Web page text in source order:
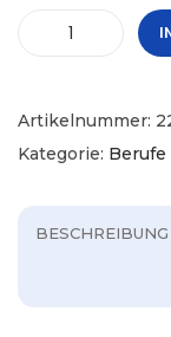
Artikelnummer:
Kategorie: Berufe
BESCHREIBUNG